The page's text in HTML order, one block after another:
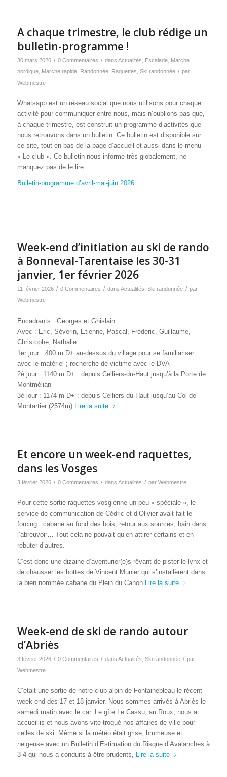
A chaque trimestre, le club rédige un
bulletin-programme !
30 mars 2026 / 0 Commentaires / dans Actualités Escalade,
Marche
nordique, Marche rapide, Randonnée, Raquettes Ski randonnée / par
Webmestre
Whatsapp est un réseau social que nous utilisons pour chaque
activité pour communiquer entre nous, mais n’oublions pas que,
à chaque trimestre, est construit un programme d’activités que
nous retrouvons dans un bulletin. Ce bulletin est disponible sur
ce site, tout en bas de la page d’accueil et aussi dans le menu
« Le club ». Ce bulletin nous informe très globalement, ne
manquez pas de le lire :
Bulletin-programme d’avril-mai-juin 2026
Week-end d’initiation au ski de rando
à Bonneval-Tarentaise les 30-31
janvier, 1er février 2026
11 février 2026 / 0 Commentaires / dans Actualités, Ski randonnée / par
Webmestre
Encadrants : Georges et Ghislain.
Avec : Eric, Séverin, Etienne, Pascal, Frédéric, Guillaume,
Christophe, Nathalie
1er jour : 400 m D+ au-dessus du village pour se familiariser
avec le matériel ; recherche de victime avec le DVA
2è jour : 1140 m D+ : depuis Celliers-du-Haut jusqu’à la Porte de
Montmélian
3è jour : 1174 m D+ : depuis Celliers-du-Haut jusqu’au Col de
Montartier (2574m) Lire la suite
Et encore un week-end raquettes,
dans les Vosges
3 février 2026 / 0 Commentaires / dans Actualités / par Webmestre
Pour cette sortie raquettes vosgienne un peu « spéciale », le
service de communication de Cédric et d’Olivier avait fait le
forcing : cabane au fond des bois, retour aux sources, bain dans
l’abreuvoir… Tout cela ne pouvait qu’en attirer certains et en
rebuter d’autres.
C’est donc une dizaine d’aventurier(e)s rêvant de pister le lynx et
de chausser les bottes de Vincent Munier qui s’installèrent dans
la bien nommée cabane du Plein du Canon Lire la suite
Week-end de ski de rando autour
d’Abriès
3 février 2026 / 0 Commentaires / dans Actualités Ski randonnée / par
Webmestre
C’était une sortie de notre club alpin de Fontainebleau le récent
week-end des 17 et 18 janvier. Nous sommes arrivés à Abriès le
samedi matin avec le car. Le gîte Le Cassu, au Roux, nous a
accueillis et nous avons vite troqué nos affaires de ville pour
celles de ski. Même si la météo était grise, brumeuse et
neigeuse avec un Bulletin d’Estimation du Risque d’Avalanches à
3-4 qui nous a conduits à être prudents,
Lire la suite